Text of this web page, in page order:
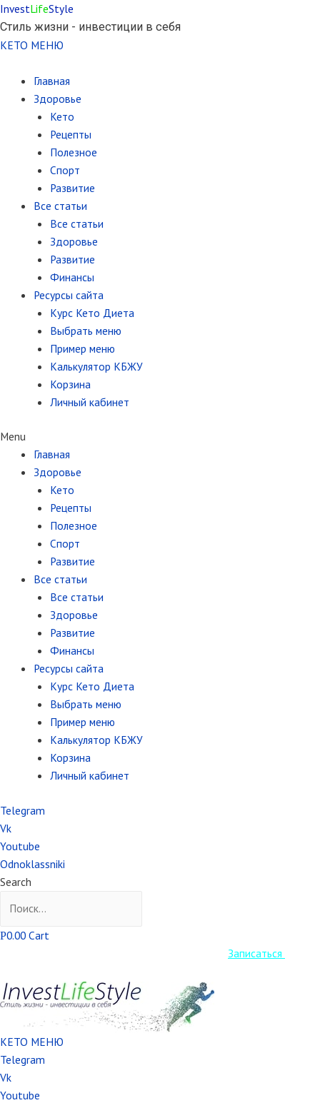
InvestLifeStyle
Стиль жизни - инвестиции в себя
КЕТО МЕНЮ
Главная
Здоровье
Кето
Рецепты
Полезное
Спорт
Развитие
Все статьи
Все статьи
Здоровье
Развитие
Финансы
Ресурсы сайта
Курс Кето Диета
Выбрать меню
Пример меню
Калькулятор КБЖУ
Корзина
Личный кабинет
Menu
Главная
Здоровье
Кето
Рецепты
Полезное
Спорт
Развитие
Все статьи
Все статьи
Здоровье
Развитие
Финансы
Ресурсы сайта
Курс Кето Диета
Выбрать меню
Пример меню
Калькулятор КБЖУ
Корзина
Личный кабинет
Telegram
Vk
Youtube
Odnoklassniki
Search
Р0.00 Cart
Записаться
КЕТО МЕНЮ
Telegram
Vk
Youtube